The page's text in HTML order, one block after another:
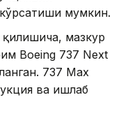
кўрсатиши мумкин.
мазкур
Boeing 737 Next
737 Max
ва ишлаб